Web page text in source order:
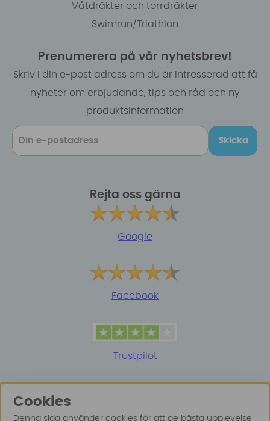
Våtdräkter och torrdräkter
Swimrun/Triathlon
Prenumerera på vår nyhetsbrev!
Skriv i din e-post adress om du är intresserad att få
nyheter om erbjudande, tips och råd och ny
produktsinformation
Skicka
Rejta oss gärna
Google
Facebook
Trustpilot
Cookies
Denna sida använder cookies för att ge bästa upplevelse